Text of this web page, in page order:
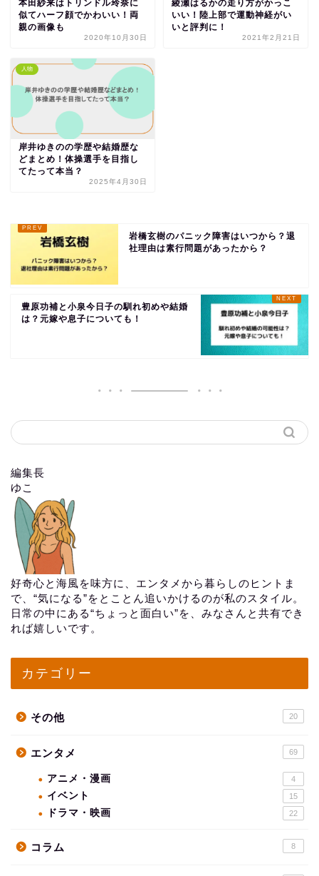
本田紗来はトリンドル玲奈に
似てハーフ顔でかわいい！両
親の画像も
2020年10月30日
綾瀬はるかの走り方がかっこ
いい！陸上部で運動神経がい
いと評判に！
2021年2月21日
人物
岸井ゆきのの学歴や結婚歴な
どまとめ！体操選手を目指し
てたって本当？
2025年4月30日
岩橋玄樹のパニック障害はいつから？退
社理由は素行問題があったから？
豊原功補と小泉今日子の馴れ初めや結婚
は？元嫁や息子についても！
編集長
ゆこ
好奇心と海風を味方に、エンタメから暮らしのヒントま
で、“気になる”をとことん追いかけるのが私のスタイル。
日常の中にある“ちょっと面白い”を、みなさんと共有でき
れば嬉しいです。
カテゴリー
その他 20
エンタメ 69
アニメ・漫画 4
イベント 15
ドラマ・映画 22
コラム 8